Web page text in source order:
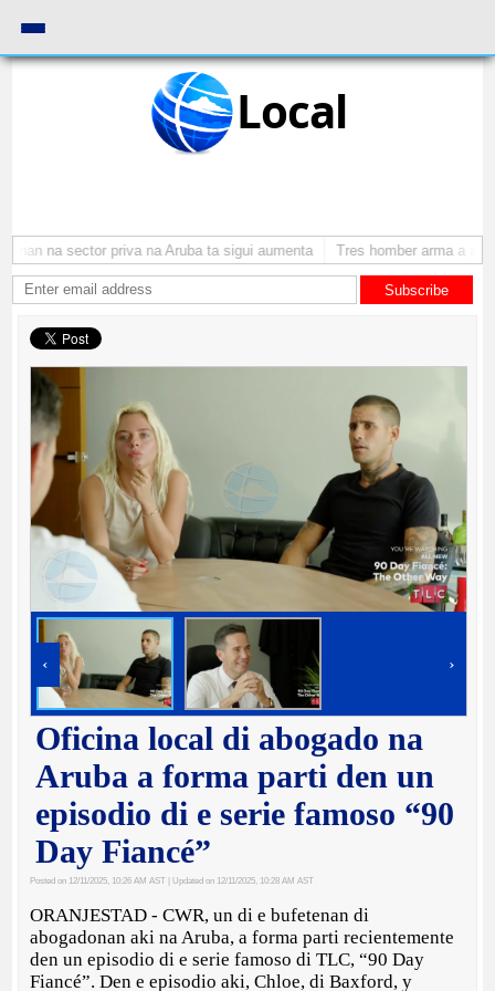
Local
na sector priva na Aruba ta sigui aumenta Tres homber arma a
Subscribe
‹ ›
Oficina local di abogado na
Aruba a forma parti den un
episodio di e serie famoso “90
Day Fiancé”
Posted on 12/11/2025, 10:26 AM AST | Updated on 12/11/2025, 10:28 AM AST
ORANJESTAD - CWR, un di e bufetenan di
abogadonan aki na Aruba, a forma parti recientemente
den un episodio di e serie famoso di TLC, “90 Day
Fiancé”. Den e episodio aki, Chloe, di Baxford, y